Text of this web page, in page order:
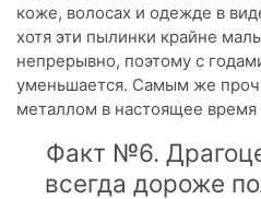
коже, волосах и одежде в
хотя эти пылинки крайне
непрерывно, поэтому с
уменьшается. Самым же
металлом в настоящее время
Факт №6.
всегда дороже